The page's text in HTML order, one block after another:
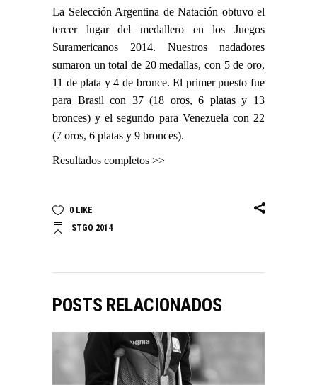
La Selección Argentina de Natación obtuvo el
tercer lugar del medallero en los Juegos
Suramericanos 2014. Nuestros nadadores
sumaron un total de 20 medallas, con 5 de oro,
11 de plata y 4 de bronce. El primer puesto fue
para Brasil con 37 (18 oros, 6 platas y 13
bronces) y el segundo para Venezuela con 22
(7 oros, 6 platas y 9 bronces).
Resultados completos >>
0 LIKE
STGO 2014
POSTS RELACIONADOS